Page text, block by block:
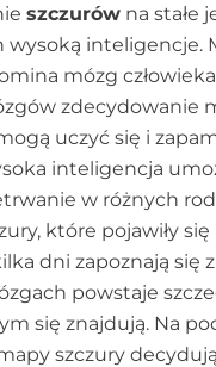
szczurów na stałe
wysoką inteligencje.
mózg
zdecydowanie
uczyć się i
inteligencja
w różnych
które pojawiły
dni zapoznają się
powstaje
się znajdują. Na
szczury